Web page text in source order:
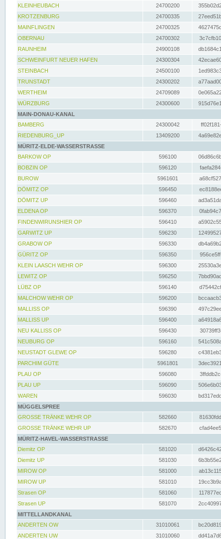
KLEINHEUBACH 24700200
KROTZENBURG
24700335
MAINFLINGEN
24700325
OBERNAU
24700302
RAUNHEIM
24900108
SCHWEINFURT NEUER HAFEN
24300304
STEINBACH
24500100
TRUNSTADT
24300202
WERTHEIM
24709089
WÜRZBURG
24300600
MAIN-DONAU-KANAL
BAMBERG
24300042
RIEDENBURG_UP
13409200
MÜRITZ-ELDE-WASSERSTRASSE
BARKOW OP
596100
BOBZIN OP
596120
BUROW
5961601
DÖMITZ OP
596450
DÖMITZ UP
596460
ELDENA OP
596370
FINDENWIRUNSHIER OP
596410
GARWITZ UP
596230
GRABOW OP
596330
GÜRITZ OP
596350
KLEIN LAASCH WEHR OP
596300
LEWITZ OP
596250
LÜBZ OP
596140
MALCHOW WEHR OP
596200
MALLISS OP
596390
MALLISS UP
596400
NEU KALLISS OP
596430
NEUBURG OP
596160
NEUSTADT GLEWE OP
596280
PARCHIM GÜTE
5961801
PLAU OP
596080
PLAU UP
596090
WAREN
596030
MÜGGELSPREE
GROSSE TRÄNKE WEHR OP
582660
GROSSE TRÄNKE WEHR UP
582670
MÜRITZ-HAVEL-WASSERSTRASSE
Diemitz OP
581020
Diemitz UP
581030
MIROW OP
581000
MIROW UP
581010
Strasen OP
581060
Strasen UP
581070
MITTELLANDKANAL
ANDERTEN OW
31010061
ANDERTEN UW
31010060